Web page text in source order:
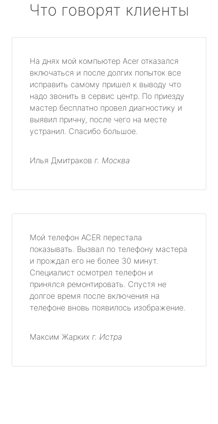
Что говорят клиенты
На днях мой компьютер Acer отказался
включаться и после долгих попыток все
исправить самому пришел к выводу что
надо звонить в сервис центр. По приезду
мастер бесплатно провел диагностику и
выявил причну, после чего на месте
устранил. Спасибо большое.
Илья Дмитраков г. Москва
Мой телефон ACER перестала
показывать. Вызвал по телефону мастера
и прождал его не более 30 минут.
Специалист осмотрел телефон и
принялся ремонтировать. Спустя не
долгое время после включения на
телефоне вновь появилось изображение.
Максим Жарких г. Истра